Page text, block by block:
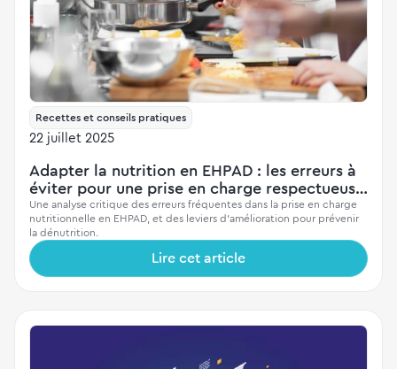
Recettes et conseils pratiques
22 juillet 2025
Adapter la nutrition en EHPAD : les erreurs à
éviter pour une prise en charge respectueuse
et efficace
Une analyse critique des erreurs fréquentes dans la prise en charge
nutritionnelle en EHPAD, et des leviers d'amélioration pour prévenir
la dénutrition.
Lire cet article